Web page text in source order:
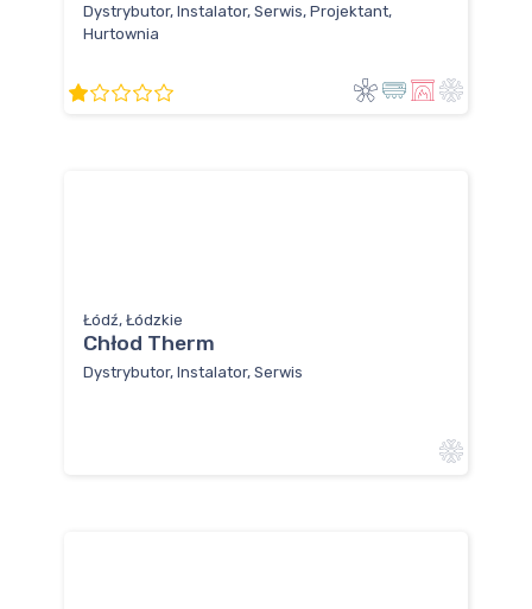
Dystrybutor, Instalator, Serwis, Projektant,
Hurtownia
Łódź, Łódzkie
Chłod Therm
Dystrybutor, Instalator, Serwis